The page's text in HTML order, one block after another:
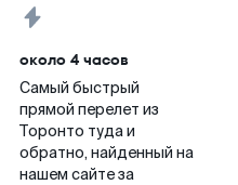
около 4 часов
Самый быстрый
прямой перелет из
Торонто туда и
обратно, найденный на
нашем сайте за